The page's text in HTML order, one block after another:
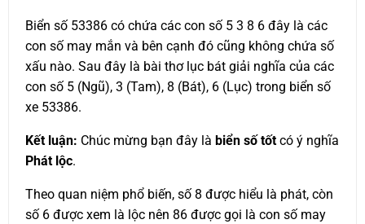
Biển số 53386 có chứa các con số 5 3 8 6 đây là các
con số may mắn và bên cạnh đó cũng không chứa số
xấu nào. Sau đây là bài thơ lục bát giải nghĩa của các
con số 5 (Ngũ), 3 (Tam), 8 (Bát), 6 (Lục) trong biển số
xe 53386.
Kết luận: Chúc mừng bạn đây là biển số tốt có ý nghĩa
Phát lộc.
Theo quan niệm phổ biến, số 8 được hiểu là phát, còn
số 6 được xem là lộc nên 86 được gọi là con số may